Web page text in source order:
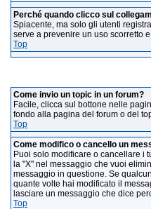
Perché quando clicco sul
Spiacente, ma solo gli utenti
serve a prevenire un uso scorretto
Top
Come invio un topic in un forum?
Facile, clicca sul bottone nelle
fondo alla pagina del forum o del
Top
Come modifico o cancello un
Puoi solo modificare o cancellare i
la "X" nel messaggio che vuoi
messaggio in questione. Se
quante volte hai modificato il
lasciare un messaggio che dice
Top